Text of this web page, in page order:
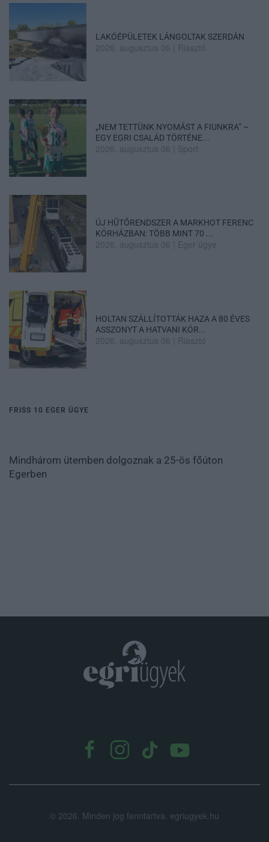
LAKÓÉPÜLETEK LÁNGOLTAK SZERDÁN
2026. augusztus 06 Riasztó
„NEM TETTÜNK NYOMÁST A FIUNKRA” –
EGY EGRI CSALÁD TÖRTÉNE...
2026. augusztus 06 Sport
ÚJ HŰTŐRENDSZER A MARKHOT FERENC
KÓRHÁZBAN: TÖBB MINT 70 ...
2026. augusztus 06 Eger ügye
HOLTAN SZÁLLÍTOTTÁK HAZA A 80 ÉVES
ASSZONYT A HATVANI KÓR...
2026. augusztus 06 Riasztó
FRISS 10 EGER ÜGYE
Mindhárom ütemben dolgoznak a 25-ös főúton
Egerben
© 2026. Minden jog fenntartva. egriugyek.hu